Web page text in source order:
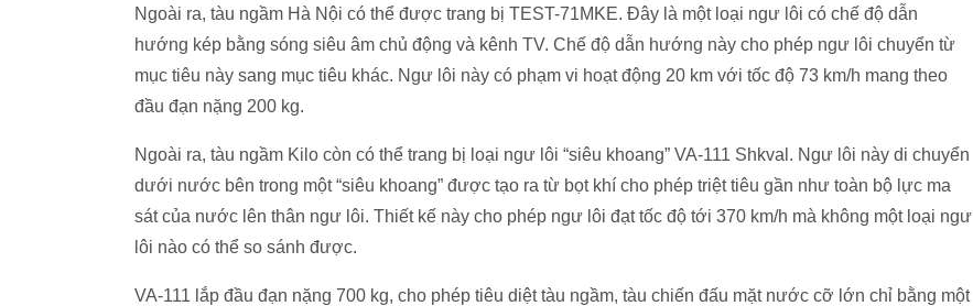
Ngoài ra, tàu ngầm Hà Nội có thể được trang bị TEST-71MKE. Đây là một loại ngư lôi có chế độ dẫn
hướng kép bằng sóng siêu âm chủ động và kênh TV. Chế độ dẫn hướng này cho phép ngư lôi chuyển từ
mục tiêu này sang mục tiêu khác. Ngư lôi này có phạm vi hoạt động 20 km với tốc độ 73 km/h mang theo
đầu đạn nặng 200 kg.
Ngoài ra, tàu ngầm Kilo còn có thể trang bị loại ngư lôi “siêu khoang” VA-111 Shkval. Ngư lôi này di chuyển
dưới nước bên trong một “siêu khoang” được tạo ra từ bọt khí cho phép triệt tiêu gần như toàn bộ lực ma
sát của nước lên thân ngư lôi. Thiết kế này cho phép ngư lôi đạt tốc độ tới 370 km/h mà không một loại ngư
lôi nào có thể so sánh được.
VA-111 lắp đầu đạn nặng 700 kg, cho phép tiêu diệt tàu ngầm, tàu chiến đấu mặt nước cỡ lớn chỉ bằng một